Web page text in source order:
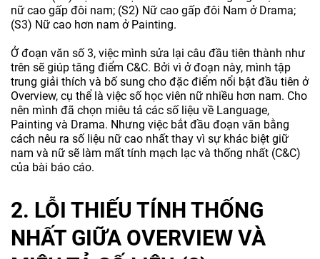
nữ cao gấp đôi nam; (S2) Nữ cao gấp đôi Nam ở Drama;
(S3) Nữ cao hơn nam ở Painting.
Ở đoạn văn số 3, việc mình sửa lại câu đầu tiên thành như
trên sẽ giúp tăng điểm C&C. Bởi vì ở đoạn này, mình tập
trung giải thích và bố sung cho đặc điểm nổi bật đầu tiên ở
Overview, cụ thể là việc số học viên nữ nhiều hơn nam. Cho
nên mình đã chọn miêu tả các số liệu về Language,
Painting và Drama. Nhưng việc bắt đầu đoạn văn bằng
cách nêu ra số liệu nữ cao nhất thay vì sự khác biệt giữ
nam và nữ sẽ làm mất tính mạch lạc và thống nhất (C&C)
của bài báo cáo.
2. LỖI THIẾU TÍNH THỐNG
NHẤT GIỮA OVERVIEW VÀ